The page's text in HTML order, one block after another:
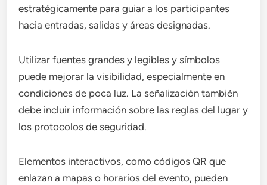
estratégicamente para guiar a los participantes
hacia entradas, salidas y áreas designadas.
Utilizar fuentes grandes y legibles y símbolos
puede mejorar la visibilidad, especialmente en
condiciones de poca luz. La señalización también
debe incluir información sobre las reglas del lugar y
los protocolos de seguridad.
Elementos interactivos, como códigos QR que
enlazan a mapas o horarios del evento, pueden